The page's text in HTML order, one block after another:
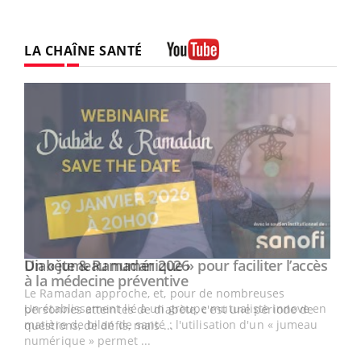
LA CHAÎNE SANTÉ
Youtube
Un « jumeau numérique » pour faciliter l’accès
à la médecine préventiveYoutube
Un établissement lié à un groupe mutualiste innove en
matière de bilan de santé : l'utilisation d'un « jumeau
numérique » permet ...